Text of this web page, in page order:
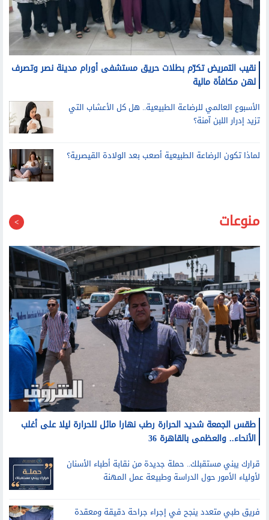
نقيب التمريض تكرّم بطلات حريق مستشفى أورام مدينة نصر وتصرف
لهن مكافأة مالية
الأسبوع العالمي للرضاعة الطبيعية.. هل كل الأعشاب التي
تزيد إدرار اللبن آمنة؟
طقس الجمعة شديد الحرارة رطب نهارا مائل للحرارة ليلا على أغلب
الأنحاء.. والعظمى بالقاهرة 36
قرارك يبني مستقبلك.. حملة جديدة من نقابة أطباء الأسنان
لأولياء الأمور حول الدراسة وطبيعة عمل المهنة
بمستشفى الشيخ زايد التخصصي